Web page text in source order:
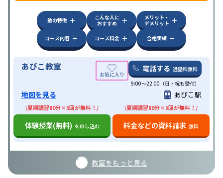
塾の特徴
こんな人に
おすすめ
メリット・
デメリット
コース内容
コース料金 合格実績
あびこ教室 電話する 通話料無料
9:00～22:00（日・祝も受付）
地図を見る あびこ駅
\夏期講習80分×5回が無料！/
体験授業(無料) を申し込む
\夏期講習80分×5回が無料！/
料金などの資料請求 無料
教室をもっと見る